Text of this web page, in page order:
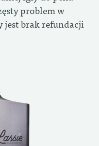
problem w
jest brak refundacji